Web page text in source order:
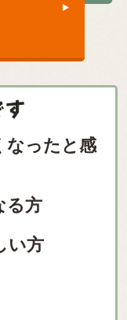
なったと感
る方
い方